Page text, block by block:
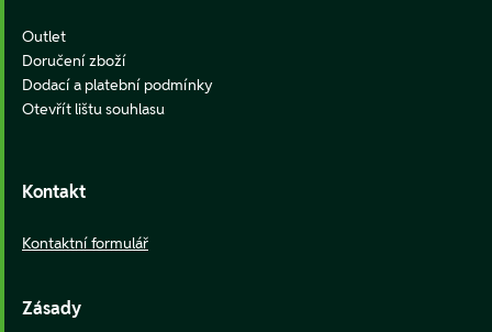
Outlet
Doručení zboží
Dodací a platební podmínky
Otevřít lištu souhlasu
Kontakt
Kontaktní formulář
Zásady